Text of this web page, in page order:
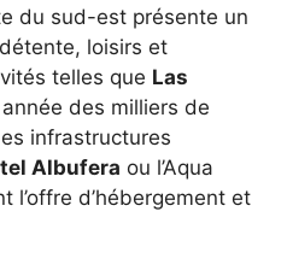
du sud-est présente un
loisirs et
telles que Las
des milliers de
infrastructures
Albufera ou l’Aqua
l’offre d’hébergement et